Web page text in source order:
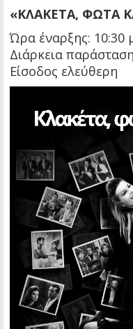
«ΚΛΑΚΕΤΑ, ΦΩΤΑ
Ώρα έναρξης: 10:30
Διάρκεια
Είσοδος ελεύθερη